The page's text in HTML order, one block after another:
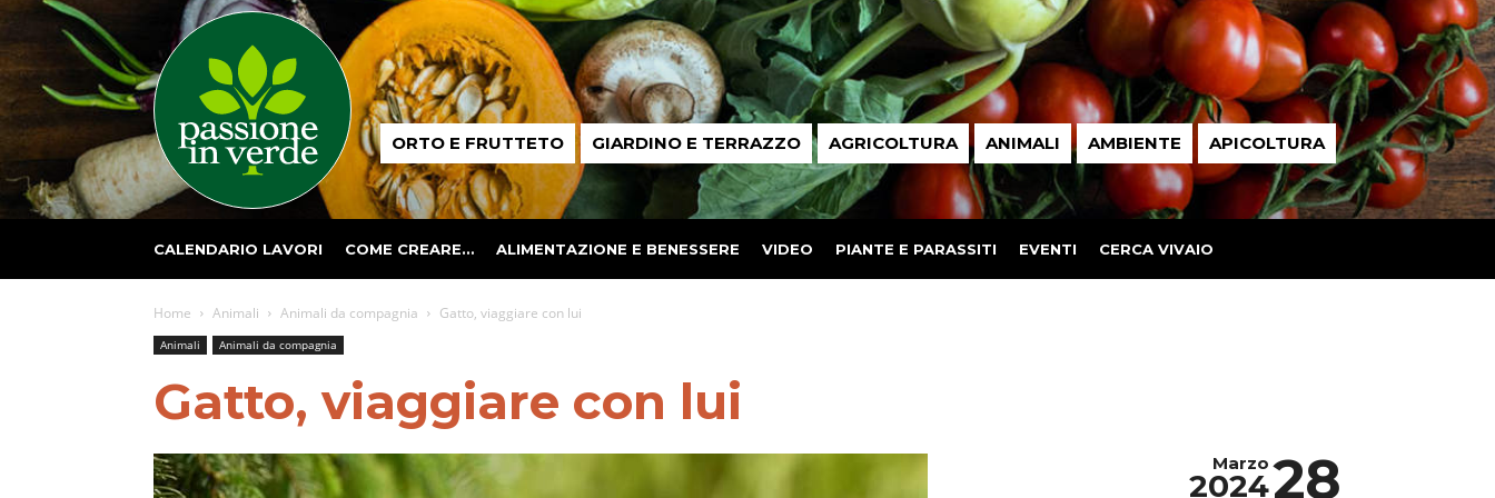
Passione
in ORTO E FRUTTETO GIARDINO E TERRAZZO AGRICOLTURA ANIMALI AMBIENTE APICOLTURA
CALENDARIO LAVORI COME CREARE… ALIMENTAZIONE E BENESSERE VIDEO PIANTE E PARASSITI EVENTI CERCA VIVAIO
Home Animali Animali da compagnia Gatto, viaggiare con lui
Animali Animali da compagnia
Gatto, viaggiare con lui
28
Marzo
2024